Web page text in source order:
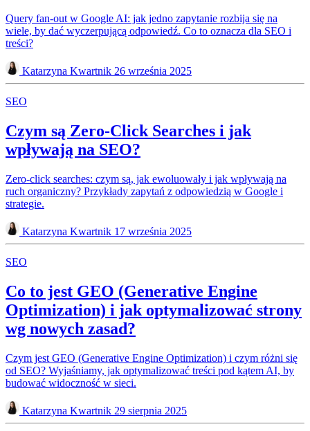
Query fan-out w Google AI: jak jedno zapytanie rozbija się na
wiele, by dać wyczerpującą odpowiedź. Co to oznacza dla SEO i
treści?
Katarzyna Kwartnik 26 września 2025
SEO
Czym są Zero-Click Searches i jak
wpływają na SEO?
Zero-click searches: czym są, jak ewoluowały i jak wpływają na
ruch organiczny? Przykłady zapytań z odpowiedzią w Google i
strategie.
Katarzyna Kwartnik 17 września 2025
SEO
Co to jest GEO (Generative Engine
Optimization) i jak optymalizować strony
wg nowych zasad?
Czym jest GEO (Generative Engine Optimization) i czym różni się
od SEO? Wyjaśniamy, jak optymalizować treści pod kątem AI, by
budować widoczność w sieci.
Katarzyna Kwartnik 29 sierpnia 2025